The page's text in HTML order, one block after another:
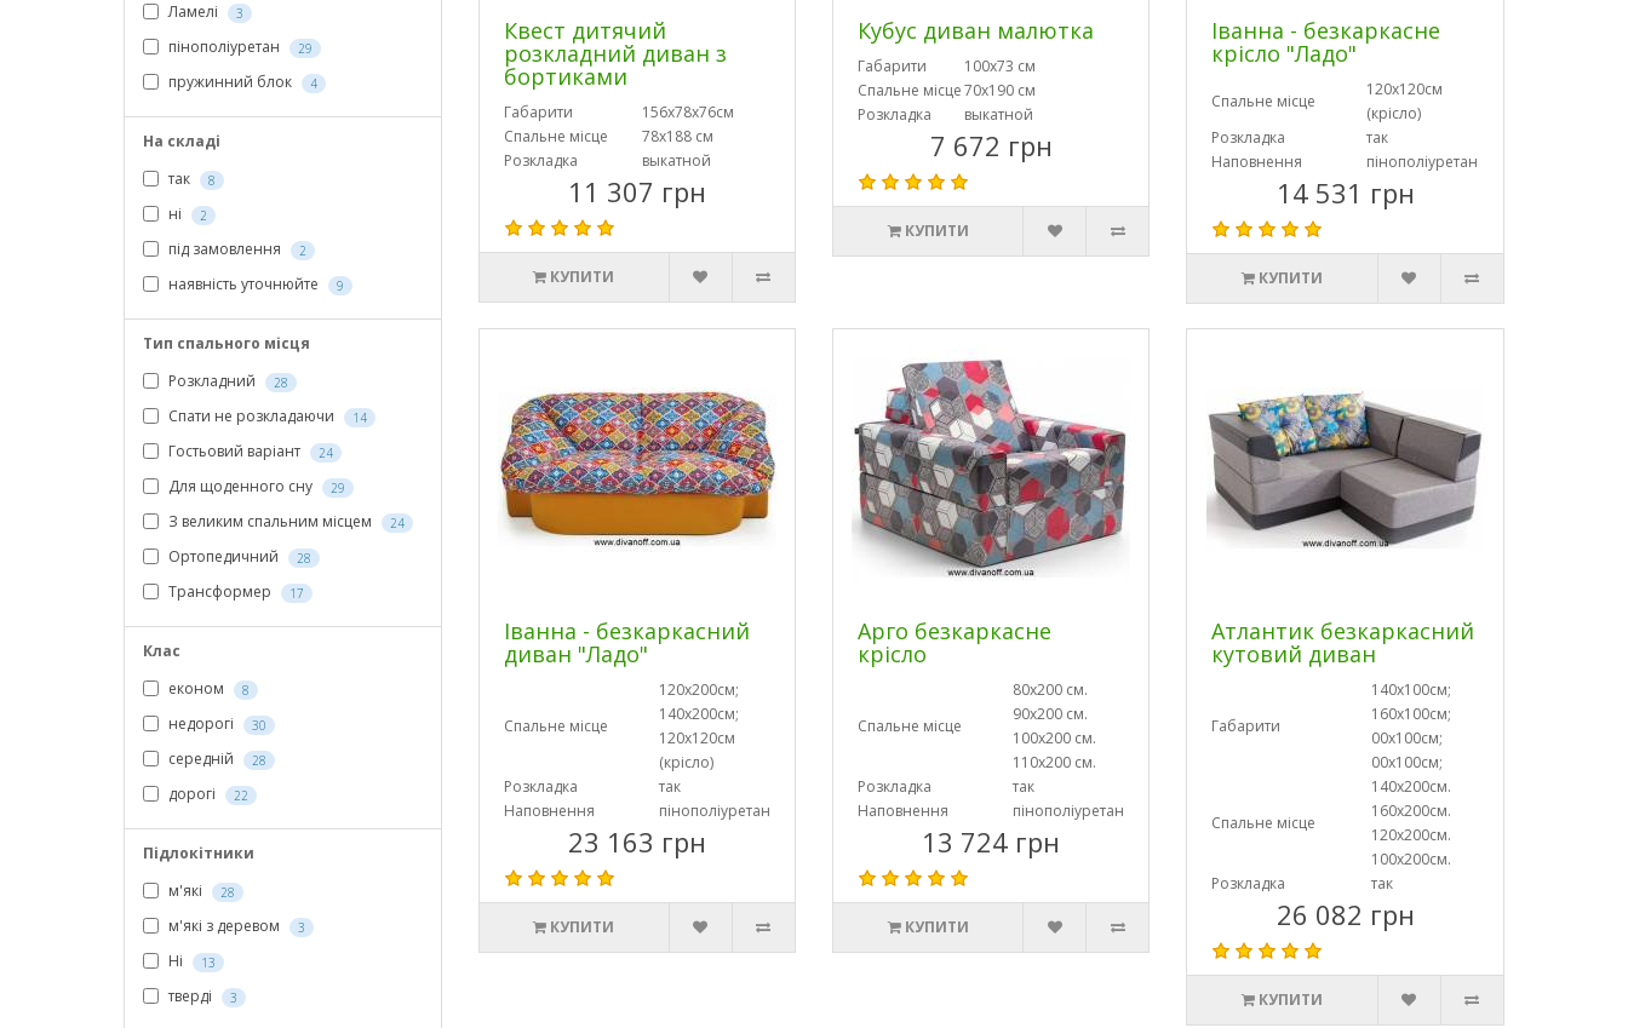
Ламелі
3
пінополіуретан 29
пружинний блок 4
На складі
так
8
ні 2
під замовлення 2
наявність уточнюйте 9
Тип спального місця
Розкладний
28
Спати не розкладаючи 14
Гостьовий варіант 24
Для щоденного сну 29
З великим спальним місцем 24
Ортопедичний 28
Трансформер 17
Клас
економ
8
недорогі 30
середній 28
дорогі 22
Підлокітники
м'які
28
м'які з деревом 3
Ні 13
тверді 3
Квест дитячий
розкладний диван з
бортиками
Габарити
156х78х76см
Спальне місце
78х188 см
Розкладка
выкатной
11 307 грн
КУПИТИ
Кубус диван малютка
Габарити
100х73 см
Спальне місце70х190 см
Розкладка
выкатной
7 672 грн
КУПИТИ
Іванна - безкаркасне
крісло "Ладо"
Спальне місце
120х120см
(крісло)
Розкладка
так
Наповнення
пінополіуретан
14 531 грн
КУПИТИ
Іванна - безкаркасний
диван "Ладо"
Спальне місце
120х200см;
140х200см;
120х120см
(крісло)
Розкладка
так
Наповнення
пінополіуретан
23 163 грн
КУПИТИ
Арго безкаркасне
крісло
Спальне місце
80х200 см.
90х200 см.
100х200 см.
110х200 см.
Розкладка
так
Наповнення
пінополіуретан
13 724 грн
КУПИТИ
Атлантик безкаркасний
кутовий диван
Габарити
140х100см;
160х100см;
00х100см;
00х100см;
Спальне місце
140х200см.
160х200см.
120х200см.
100х200см.
Розкладка
так
26 082 грн
КУПИТИ